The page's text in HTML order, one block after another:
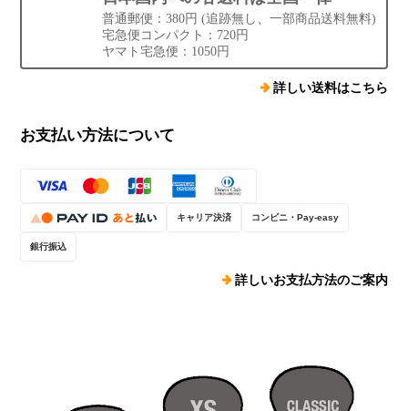
普通郵便：380円 (追跡無し、一部商品送料無料)
宅急便コンパクト：720円
ヤマト宅急便：1050円
詳しい送料はこちら
お支払い方法について
キャリア決済 コンビニ・Pay-easy
銀行振込
詳しいお支払方法のご案内